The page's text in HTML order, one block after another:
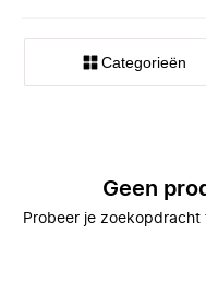
Categorieën
Geen
Probeer je